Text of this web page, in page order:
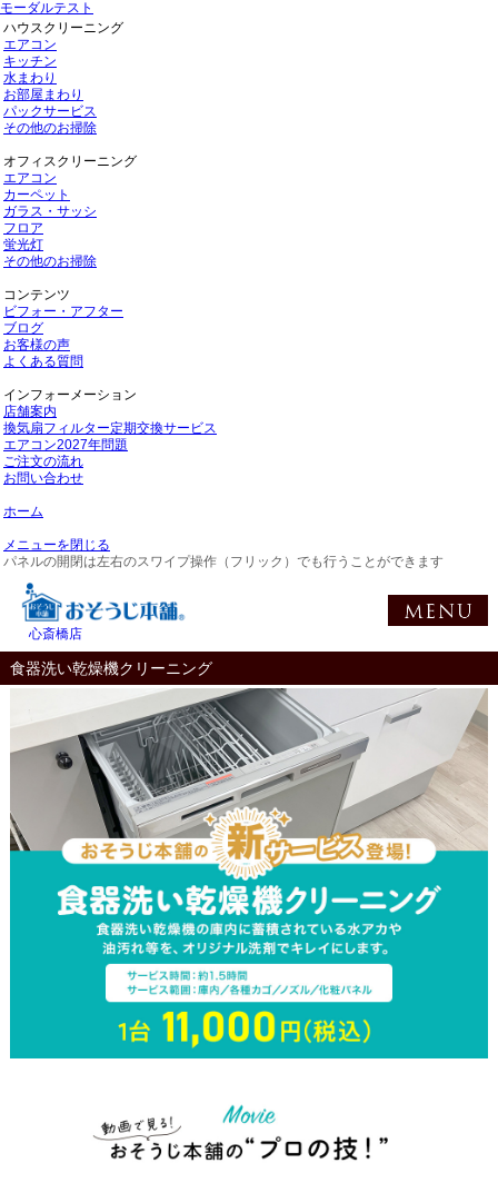
モーダルテスト
ハウスクリーニング
エアコン
キッチン
水まわり
お部屋まわり
パックサービス
その他のお掃除
オフィスクリーニング
エアコン
カーペット
ガラス・サッシ
フロア
蛍光灯
その他のお掃除
コンテンツ
ビフォー・アフター
ブログ
お客様の声
よくある質問
インフォーメーション
店舗案内
換気扇フィルター定期交換サービス
エアコン2027年問題
ご注文の流れ
お問い合わせ
ホーム
メニューを閉じる
パネルの開閉は左右のスワイプ操作（フリック）でも行うことができます
心斎橋店
食器洗い乾燥機クリーニング